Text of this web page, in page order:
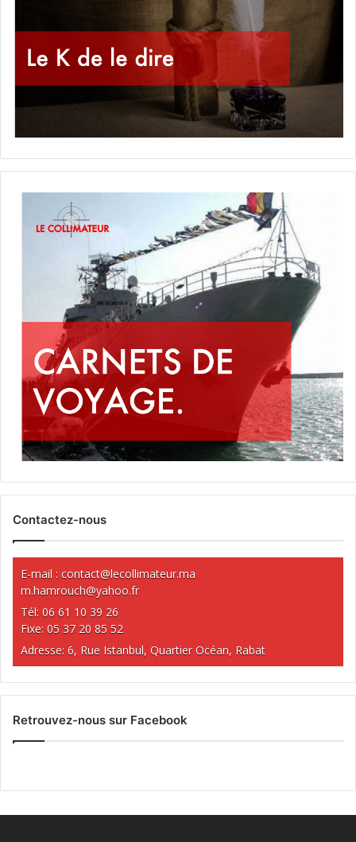
Contactez-nous
E-mail : contact@lecollimateur.ma
m.hamrouch@yahoo.fr
Tél: 06 61 10 39 26
Fixe: 05 37 20 85 52
Adresse: 6, Rue Istanbul, Quartier Océan, Rabat
Retrouvez-nous sur Facebook